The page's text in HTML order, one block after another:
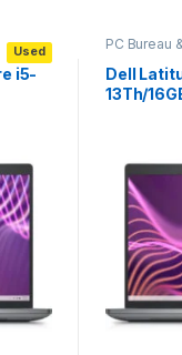
Used
i5-
PC Bureau
Dell
13Th/